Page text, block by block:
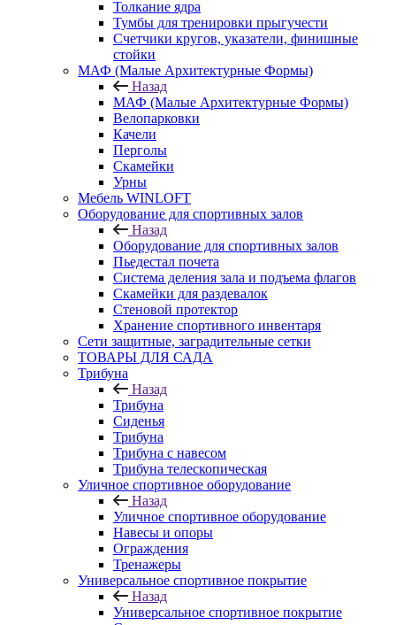
Толкание ядра
Тумбы для тренировки прыгучести
Счетчики кругов, указатели, финишные
стойки
МАФ (Малые Архитектурные Формы)
Назад
МАФ (Малые Архитектурные Формы)
Велопарковки
Качели
Перголы
Скамейки
Урны
Мебель WINLOFT
Оборудование для спортивных залов
Назад
Оборудование для спортивных залов
Пьедестал почета
Система деления зала и подъема флагов
Скамейки для раздевалок
Стеновой протектор
Хранение спортивного инвентаря
Сети защитные, заградительные сетки
ТОВАРЫ ДЛЯ САДА
Трибуна
Назад
Трибуна
Сиденья
Трибуна
Трибуна с навесом
Трибуна телескопическая
Уличное спортивное оборудование
Назад
Уличное спортивное оборудование
Навесы и опоры
Ограждения
Тренажеры
Универсальное спортивное покрытие
Назад
Универсальное спортивное покрытие